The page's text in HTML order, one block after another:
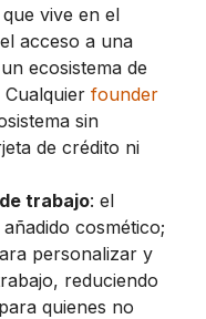
vive en el
acceso a una
ecosistema de
Cualquier founder
sin
de crédito ni
trabajo: el
cosmético;
personalizar y
reduciendo
quienes no